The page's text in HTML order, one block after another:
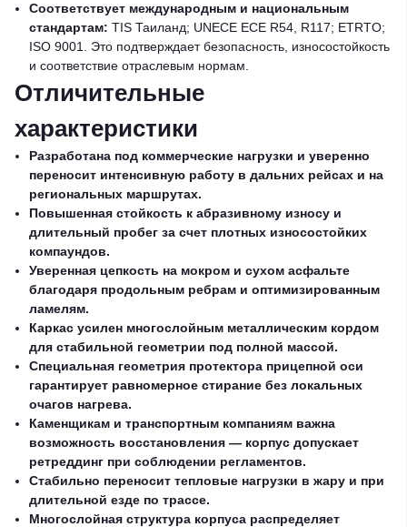
Соответствует международным и национальным
стандартам: TIS Таиланд; UNECE ECE R54, R117; ETRTO;
ISO 9001. Это подтверждает безопасность, износостойкость
и соответствие отраслевым нормам.
Отличительные
характеристики
Разработана под коммерческие нагрузки и уверенно
переносит интенсивную работу в дальних рейсах и на
региональных маршрутах.
Повышенная стойкость к абразивному износу и
длительный пробег за счет плотных износостойких
компаундов.
Уверенная цепкость на мокром и сухом асфальте
благодаря продольным ребрам и оптимизированным
ламелям.
Каркас усилен многослойным металлическим кордом
для стабильной геометрии под полной массой.
Специальная геометрия протектора прицепной оси
гарантирует равномерное стирание без локальных
очагов нагрева.
Каменщикам и транспортным компаниям важна
возможность восстановления — корпус допускает
ретреддинг при соблюдении регламентов.
Стабильно переносит тепловые нагрузки в жару и при
длительной езде по трассе.
Многослойная структура корпуса распределяет